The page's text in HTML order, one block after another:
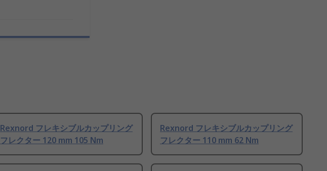
Rexnord フレキシブルカップリング
フレクター 120 mm 105 Nm
Rexnord フレキシブルカップリング
フレクター 110 mm 62 Nm